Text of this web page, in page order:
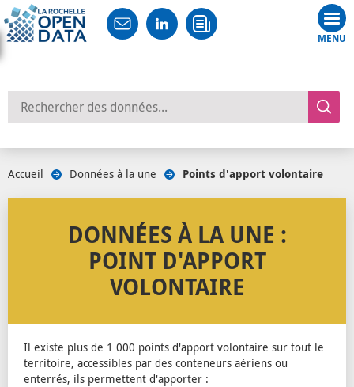
Rechercher des données
Accueil Données à la une Points d'apport volontaire
DONNÉES À LA UNE :
POINT D'APPORT
VOLONTAIRE
Il existe plus de 1 000 points d'apport volontaire sur tout le
territoire, accessibles par des conteneurs aériens ou
enterrés, ils permettent d'apporter :